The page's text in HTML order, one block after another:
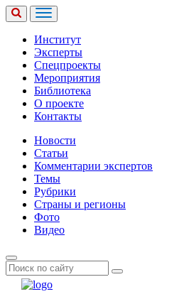
Институт
Эксперты
Спецпроекты
Мероприятия
Библиотека
О проекте
Контакты
Новости
Статьи
Комментарии экспертов
Темы
Рубрики
Страны и регионы
Фото
Видео